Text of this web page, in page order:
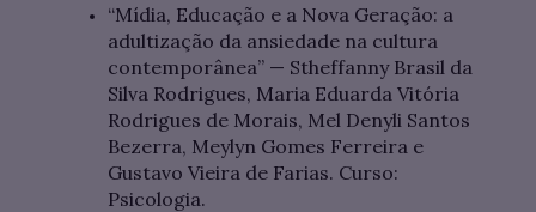
“Mídia, Educação e a Nova Geração: a
adultização da ansiedade na cultura
contemporânea” — Stheffanny Brasil da
Silva Rodrigues, Maria Eduarda Vitória
Rodrigues de Morais, Mel Denyli Santos
Bezerra, Meylyn Gomes Ferreira e
Gustavo Vieira de Farias. Curso:
Psicologia.